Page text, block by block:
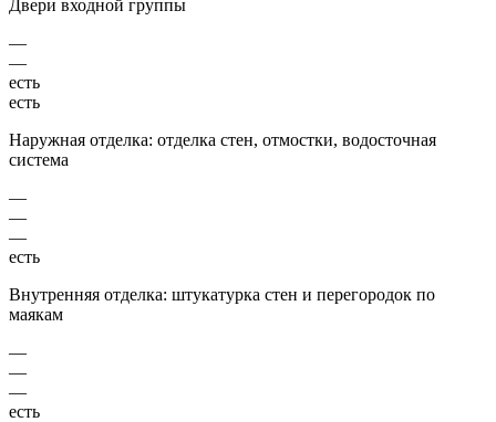
Двери входной группы
—
—
есть
есть
Наружная отделка: отделка стен, отмостки, водосточная
система
—
—
—
есть
Внутренняя отделка: штукатурка стен и перегородок по
маякам
—
—
—
есть